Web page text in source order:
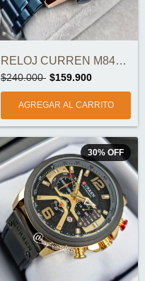
RELOJ CURREN M8415 CRONOGRAFOS ORIGINAL
$240.000 $159.900
30% OFF